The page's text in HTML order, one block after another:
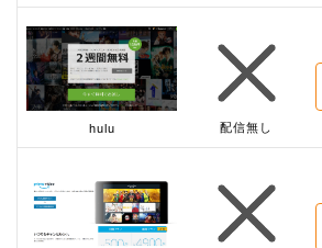
hulu 配信無し